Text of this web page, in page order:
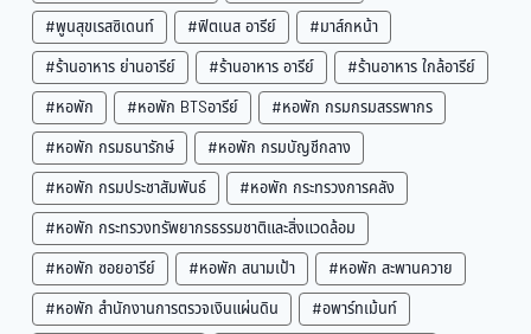
#พูนสุขเรสซิเดนท์
#ฟิตเนส อารีย์
#มาส์กหน้า
#ร้านอาหาร ย่านอารีย์
#ร้านอาหาร อารีย์
#ร้านอาหาร ใกล้อารีย์
#หอพัก
#หอพัก BTSอารีย์
#หอพัก กรมกรมสรรพากร
#หอพัก กรมธนารักษ์
#หอพัก กรมบัญชีกลาง
#หอพัก กรมประชาสัมพันธ์
#หอพัก กระทรวงการคลัง
#หอพัก กระทรวงทรัพยากรธรรมชาติและสิ่งแวดล้อม
#หอพัก ซอยอารีย์
#หอพัก สนามเป้า
#หอพัก สะพานควาย
#หอพัก สำนักงานการตรวจเงินแผ่นดิน
#อพาร์ทเม้นท์